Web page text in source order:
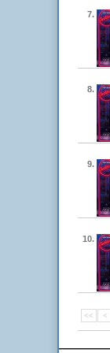
7.
8.
9.
10.
<< <